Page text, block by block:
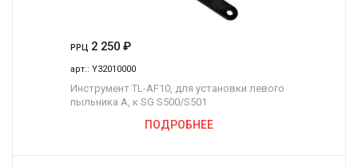
РРЦ 2 250 ₽
арт.: Y32010000
Инструмент TL-AF10, для установки левого
пыльника A, к SG S500/S501
ПОДРОБНЕЕ